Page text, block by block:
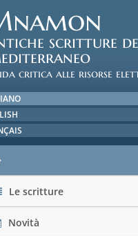
scritture
critica alle risorse
Le scritture
Novità